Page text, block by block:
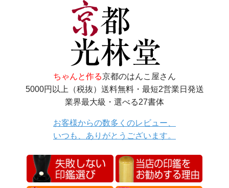
ちゃんと作る京都のはんこ屋さん
5000円以上（税抜）送料無料・最短2営業日発送
業界最大級・選べる27書体
お客様からの数多くのレビュー、
いつも、ありがとうございます。